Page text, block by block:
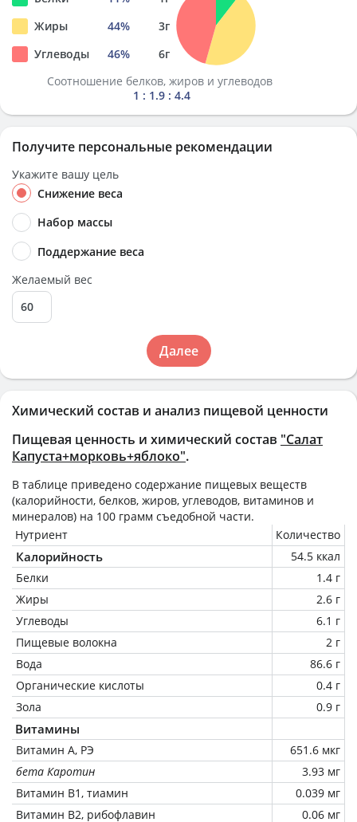
Химический состав и анализ пищевой ценности
Пищевая ценность и химический состав "Салат
Капуста+морковь+яблоко".
В таблице приведено содержание пищевых веществ
(калорийности, белков, жиров, углеводов, витаминов и
минералов) на 100 грамм съедобной части.
Нутриент
Количество
Калорийность
54.5 ккал
Белки
1.4 г
Жиры
2.6 г
Углеводы
6.1 г
Пищевые волокна
2 г
Вода
86.6 г
Органические кислоты
0.4 г
Зола
0.9 г
Витамины
Витамин А, РЭ
651.6 мкг
бета Каротин
3.93 мг
Витамин В1, тиамин
0.039 мг
Витамин В2, рибофлавин
0.06 мг
Жиры
44% 3г
Углеводы
46% 6г
Соотношение белков, жиров и углеводов
1 : 1.9 : 4.4
Получите персональные рекомендации
Укажите вашу цель
Снижение веса
Набор массы
Поддержание веса
Желаемый вес
Далее